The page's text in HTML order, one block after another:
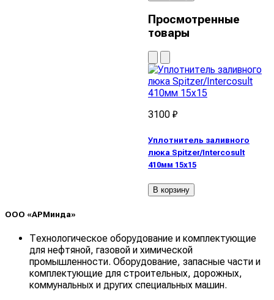
Просмотренные
товары
3100 ₽
Уплотнитель заливного
люка Spitzer/Intercosult
410мм 15х15
В корзину
ООО «АРМинда»
Технологическое оборудование и комплектующие
для нефтяной, газовой и химической
промышленности. Оборудование, запасные части и
комплектующие для строительных, дорожных,
коммунальных и других специальных машин.